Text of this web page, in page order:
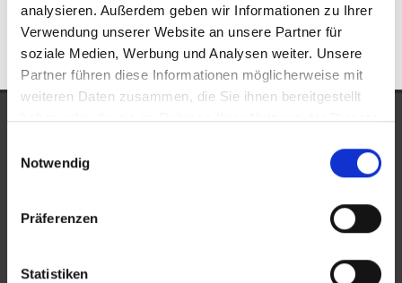
analysieren. Außerdem geben wir Informationen zu Ihrer
Verwendung unserer Website an unsere Partner für
soziale Medien, Werbung und Analysen weiter. Unsere
Partner führen diese Informationen möglicherweise mit
weiteren Daten zusammen, die Sie ihnen bereitgestellt
haben oder die sie im Rahmen Ihrer Nutzung der Dienste
Notwendig
Präferenzen
Statistiken
UNSERE AUSZEICHNUNGEN